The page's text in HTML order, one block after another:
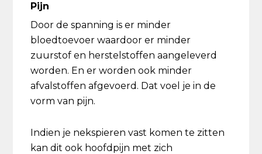
Pijn
Door de spanning is er minder
bloedtoevoer waardoor er minder
zuurstof en herstelstoffen aangeleverd
worden. En er worden ook minder
afvalstoffen afgevoerd. Dat voel je in de
vorm van pijn.
Indien je nekspieren vast komen te zitten
kan dit ook hoofdpijn met zich